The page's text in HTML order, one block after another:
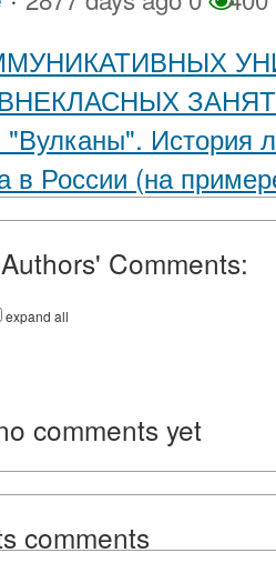
"Вулканы". История
в России (на
Comments:
expand all
comments yet
comments